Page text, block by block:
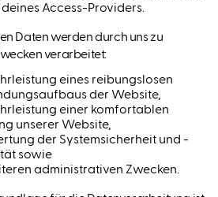
deines Access-Providers.
Daten werden durch uns zu
verarbeitet:
eines reibungslosen
der Website,
einer komfortablen
unserer Website,
der Systemsicherheit und -
sowie
administrativen Zwecken.